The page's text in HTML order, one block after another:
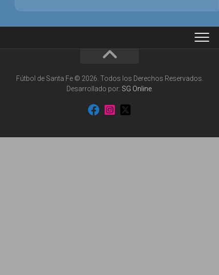
Fútbol de Santa Fe © 2026. Todos los Derechos Reservados.
Desarrollado por: SG Online.